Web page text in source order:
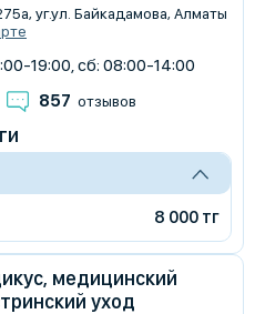
уг.ул. Байкадамова, Алматы
19:00, сб: 08:00-14:00
857 отзывов
8 000 тг
медицинский
уход